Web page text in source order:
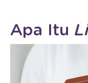
Apa Itu